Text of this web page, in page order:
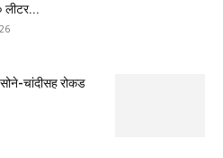
लीटर...
चांदीसह रोकड